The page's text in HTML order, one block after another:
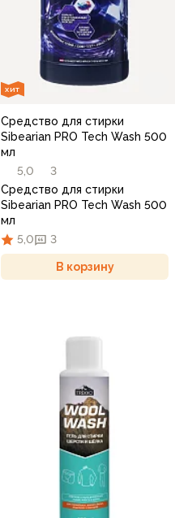
ХИТ
Средство для стирки
Sibearian PRO Tech Wash 500
мл
5,0
3
Средство для стирки
Sibearian PRO Tech Wash 500
мл
5,0
3
В корзину